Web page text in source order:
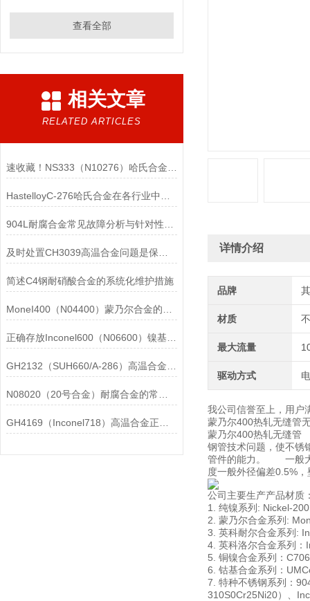
查看全部
相关文章
RELATED ARTICLES
简述C4钢耐硝酸合金的系统化维护措施
正确存放Inconel600（N06600）镍基合金的重要性介绍
详情介绍
品牌
材质
最大流量
驱动方式
我公司信誉至上，用户
蒙乃尔400热轧无缝管
蒙乃尔400热轧无缝管
钢管技术问题，使不锈
管件的能力。 一般大
度一般外径偏差0.5%
公司主要生产产品材质
1. 纯镍系列: Nickel-
2. 蒙乃尔合金系列:
3. 英科耐尔合金系列:
4. 英科洛尔合金系列
5. 铜镍合金系列：
6. 钴基合金系列：
7. 特种不锈钢系列：
310S0Cr25Ni20）、